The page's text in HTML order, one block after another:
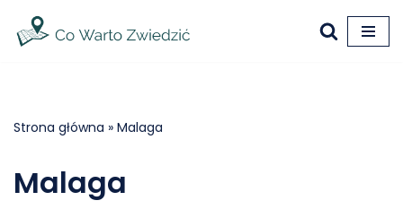
Przejdź
Strona główna » Malaga
Malaga